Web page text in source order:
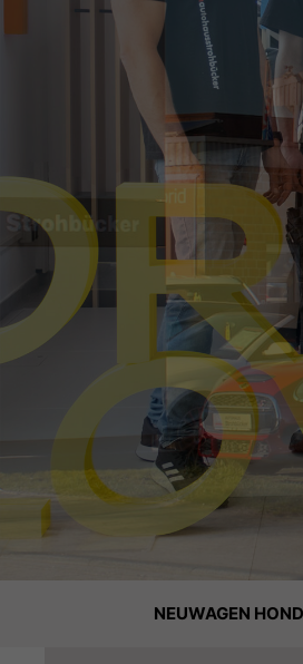
NEUWAGEN